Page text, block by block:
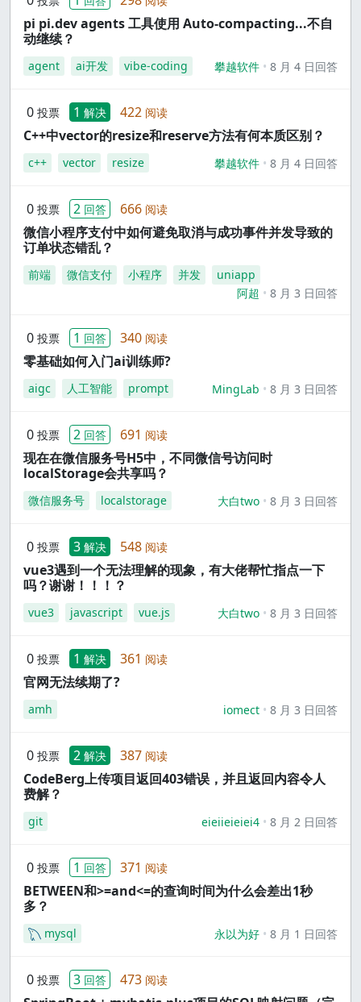
pi pi.dev agents 工具使用 Auto-compacting...不自
动继续？
agent ai开发 vibe-coding 攀越软件 8 月 4 日回答
0 投票 1 解决 422 阅读
C++中vector的resize和reserve方法有何本质区别？
c++ vector resize 攀越软件 8 月 4 日回答
0 投票 2 回答 666 阅读
微信小程序支付中如何避免取消与成功事件并发导致的
订单状态错乱？
前端 微信支付 小程序 并发
uniapp
阿超
8 月 3 日回答
0 投票 1 回答 340 阅读
零基础如何入门ai训练师?
aigc 人工智能 prompt MingLab 8 月 3 日回答
0 投票 2 回答 691 阅读
现在在微信服务号H5中，不同微信号访问时
localStorage会共享吗？
微信服务号 localstorage 大白two 8 月 3 日回答
0 投票 3 解决 548 阅读
vue3遇到一个无法理解的现象，有大佬帮忙指点一下
吗？谢谢！！！？
vue3 javascript vue.js 大白two 8 月 3 日回答
0 投票 1 解决 361 阅读
官网无法续期了?
amh iomect 8 月 3 日回答
0 投票 2 解决 387 阅读
CodeBerg上传项目返回403错误，并且返回内容令人
费解？
git eieiieieiei4 8 月 2 日回答
0 投票 1 回答 371 阅读
BETWEEN和>=and<=的查询时间为什么会差出1秒
多？
mysql 永以为好 8 月 1 日回答
0 投票 3 回答 473 阅读